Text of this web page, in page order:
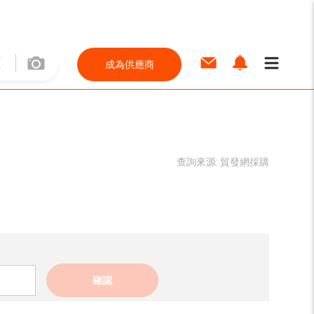
成為供應商
查詢來源: 貿發網採購
確認